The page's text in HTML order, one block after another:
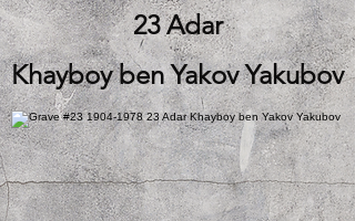
23 Adar
Khayboy ben Yakov Yakubov